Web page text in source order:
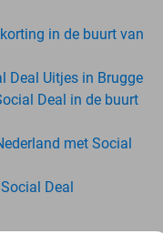
in de buurt van
Deal Uitjes in Brugge
Deal in de buurt
met Social
Deal